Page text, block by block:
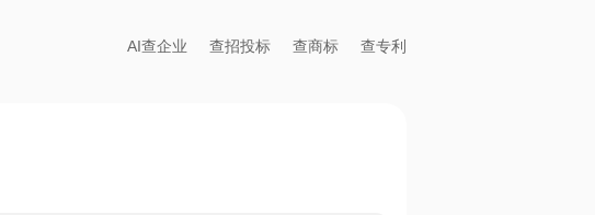
AI查企业 查招投标 查商标 查专利